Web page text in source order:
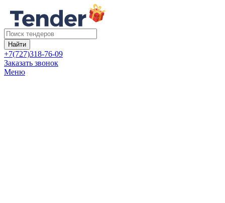
Найти
+7(727)318-76-09
Заказать звонок
Меню